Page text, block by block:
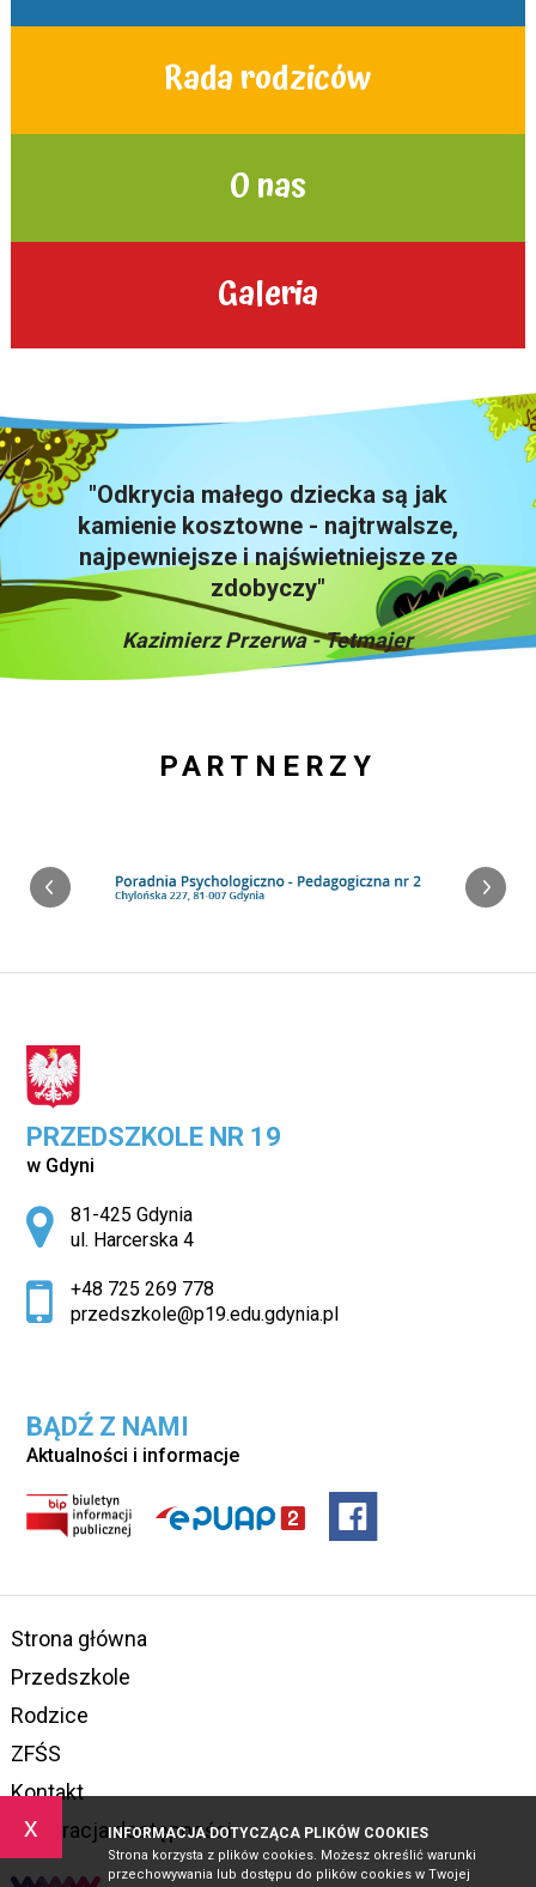
x INFORMACJA DOTYCZĄCA PLIKÓW COOKIES
Strona korzysta z plików cookies. Możesz określić warunki
przechowywania lub dostępu do plików cookies w Twojej
Rada rodziców
O nas
Galeria
"Odkrycia małego dziecka są jak
kamienie kosztowne - najtrwalsze,
najpewniejsze i najświetniejsze ze
zdobyczy"
Kazimierz Przerwa - Tetmajer
PARTNERZY
PRZEDSZKOLE NR 19
w Gdyni
Adres pocztowy:
81-425 Gdynia
ul. Harcerska 4
+48 725 269 778
przedszkole@p19.edu.gdynia.pl
BĄDŹ Z NAMI
Aktualności i informacje
Strona główna
Przedszkole
Rodzice
ZFŚS
Kontakt
Deklaracja dostępności